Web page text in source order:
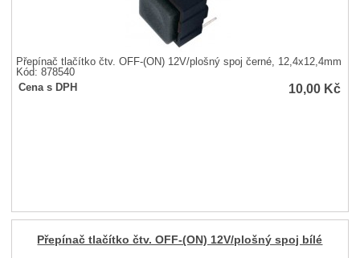
Přepínač tlačítko čtv. OFF-(ON) 12V/plošný spoj černé, 12,4x12,4mm
Kód: 878540
Cena s DPH
10,00 Kč
Přepínač tlačítko čtv. OFF-(ON) 12V/plošný spoj bílé